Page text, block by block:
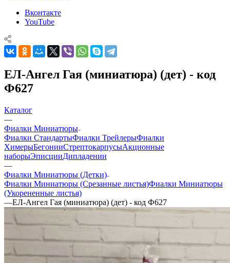
Вконтакте
YouTube
ЕЛ-Ангел Гая (миниатюра) (дет) - код
Ф627
Каталог
—
Фиалки Миниатюры
Фиалки СтандартыФиалки ТрейлерыФиалки
ХимерыБегонииСтрептокарпусыАкционные
наборыЭписцииДипладении
—
Фиалки Миниатюры (Детки)
Фиалки Миниатюры (Срезанные листья)Фиалки Миниатюры
(Укорененные листья)
—ЕЛ-Ангел Гая (миниатюра) (дет) - код Ф627